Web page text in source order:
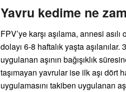
Yavru kedime ne
FPV’ye karşı aşılama, annesi
dolayı 6-8 haftalık yaşta
uygulanan aşının bağışıklık
taşımayan yavrular ise ilk aşı dört
uygulamasını takiben uygulanan